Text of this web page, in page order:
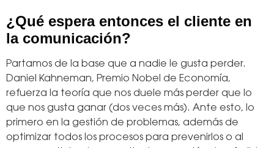
¿Qué espera entonces el cliente en
la comunicación?
Partamos de la base que a nadie le gusta perder.
Daniel Kahneman, Premio Nobel de Economía,
refuerza la teoría que nos duele más perder que lo
que nos gusta ganar (dos veces más). Ante esto, lo
primero en la gestión de problemas, además de
optimizar todos los procesos para prevenirlos o al